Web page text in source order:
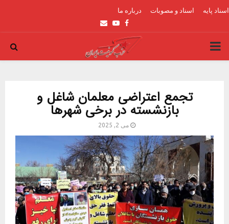
اسناد پایه اسناد و مصوبات درباره ما
Facebook
Youtube
Email
PRIMARY
تجمع اعتراضی معلمان شاغل و
بازنشسته در برخی شهرها
می 2, 2025